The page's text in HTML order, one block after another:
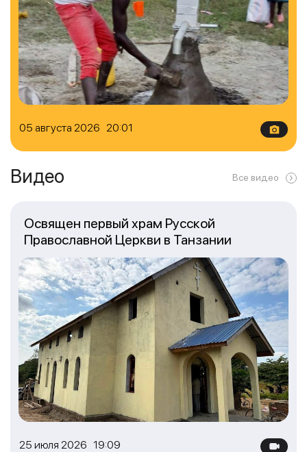
05 августа 2026 20:01
Видео Все видео
25 июля 2026 19:09
Освящен первый храм Русской
Православной Церкви в Танзании